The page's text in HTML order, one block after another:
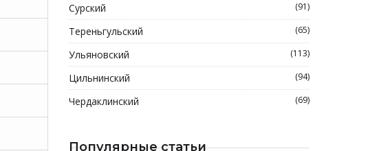
Сурский (91)
Тереньгульский (65)
Ульяновский (113)
Цильнинский (94)
Чердаклинский (69)
Популярные статьи